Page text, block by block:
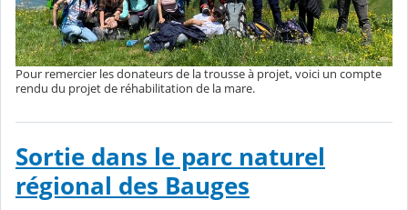
Pour remercier les donateurs de la trousse à projet, voici un compte
rendu du projet de réhabilitation de la mare.
Sortie dans le parc naturel
régional des Bauges